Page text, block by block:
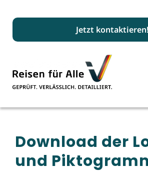
Jetzt kontaktieren!
Download der
und